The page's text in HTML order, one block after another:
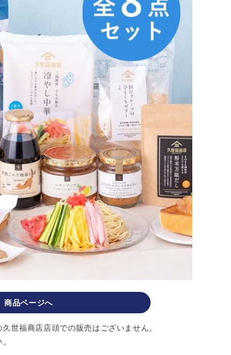
商品ページへ
世福商店店頭での販売はございません。